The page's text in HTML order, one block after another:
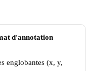
d'annotation
englobantes (x, y,